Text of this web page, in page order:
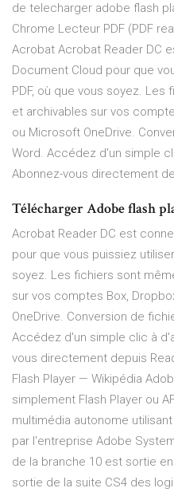
de telecharger adobe flash
Chrome Lecteur PDF (PDF
Acrobat Acrobat Reader DC
Document Cloud pour que
PDF, où que vous soyez.
et archivables sur vos
ou Microsoft OneDrive.
Word. Accédez d'un simple
Abonnez-vous directement
Télécharger Adobe flash
Acrobat Reader DC est
pour que vous puissiez
soyez. Les fichiers sont
sur vos comptes Box,
OneDrive. Conversion de
Accédez d'un simple clic à
vous directement depuis
Flash Player — Wikipédia
simplement Flash Player ou
multimédia autonome
par l'entreprise Adobe
de la branche 10 est sortie
sortie de la suite CS4 des